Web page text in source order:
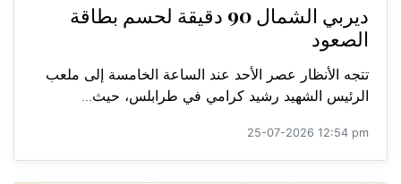
ديربي الشمال 90 دقيقة لحسم بطاقة
الصعود
تتجه الأنظار عصر الأحد عند الساعة الخامسة إلى ملعب
الرئيس الشهيد رشيد كرامي في طرابلس، حيث...
25-07-2026 12:54 pm